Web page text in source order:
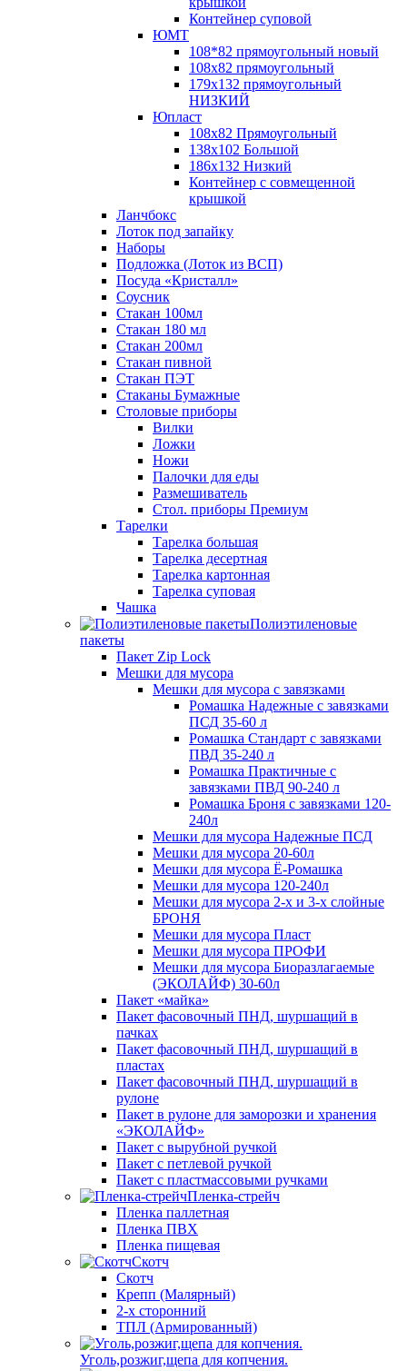
Контейнер суповой
ЮМТ
108*82 прямоугольный новый
108х82 прямоугольный
179х132 прямоугольный
НИЗКИЙ
Юпласт
108х82 Прямоугольный
138х102 Большой
186х132 Низкий
Контейнер с совмещенной
крышкой
Ланчбокс
Лоток под запайку
Наборы
Подложка (Лоток из ВСП)
Посуда «Кристалл»
Соусник
Стакан 100мл
Стакан 180 мл
Стакан 200мл
Стакан пивной
Стакан ПЭТ
Стаканы Бумажные
Столовые приборы
Вилки
Ложки
Ножи
Палочки для еды
Размешиватель
Стол. приборы Премиум
Тарелки
Тарелка большая
Тарелка десертная
Тарелка картонная
Тарелка суповая
Чашка
Полиэтиленовые
пакеты
Пакет Zip Lock
Мешки для мусора
Мешки для мусора с завязками
Ромашка Надежные с завязками
ПСД 35-60 л
Ромашка Стандарт с завязками
ПВД 35-240 л
Ромашка Практичные с
завязками ПВД 90-240 л
Ромашка Броня с завязками 120-
240л
Мешки для мусора Надежные ПСД
Мешки для мусора 20-60л
Мешки для мусора Ё-Ромашка
Мешки для мусора 120-240л
Мешки для мусора 2-х и 3-х слойные
БРОНЯ
Мешки для мусора Пласт
Мешки для мусора ПРОФИ
Мешки для мусора Биоразлагаемые
(ЭКОЛАЙФ) 30-60л
Пакет «майка»
Пакет фасовочный ПНД, шуршащий в
пачках
Пакет фасовочный ПНД, шуршащий в
пластах
Пакет фасовочный ПНД, шуршащий в
рулоне
Пакет в рулоне для заморозки и хранения
«ЭКОЛАЙФ»
Пакет с вырубной ручкой
Пакет с петлевой ручкой
Пакет с пластмассовыми ручками
Пленка-стрейч
Пленка паллетная
Пленка ПВХ
Пленка пищевая
Скотч
Скотч
Крепп (Малярный)
2-х сторонний
ТПЛ (Армированный)
Уголь,розжиг,щепа для копчения.